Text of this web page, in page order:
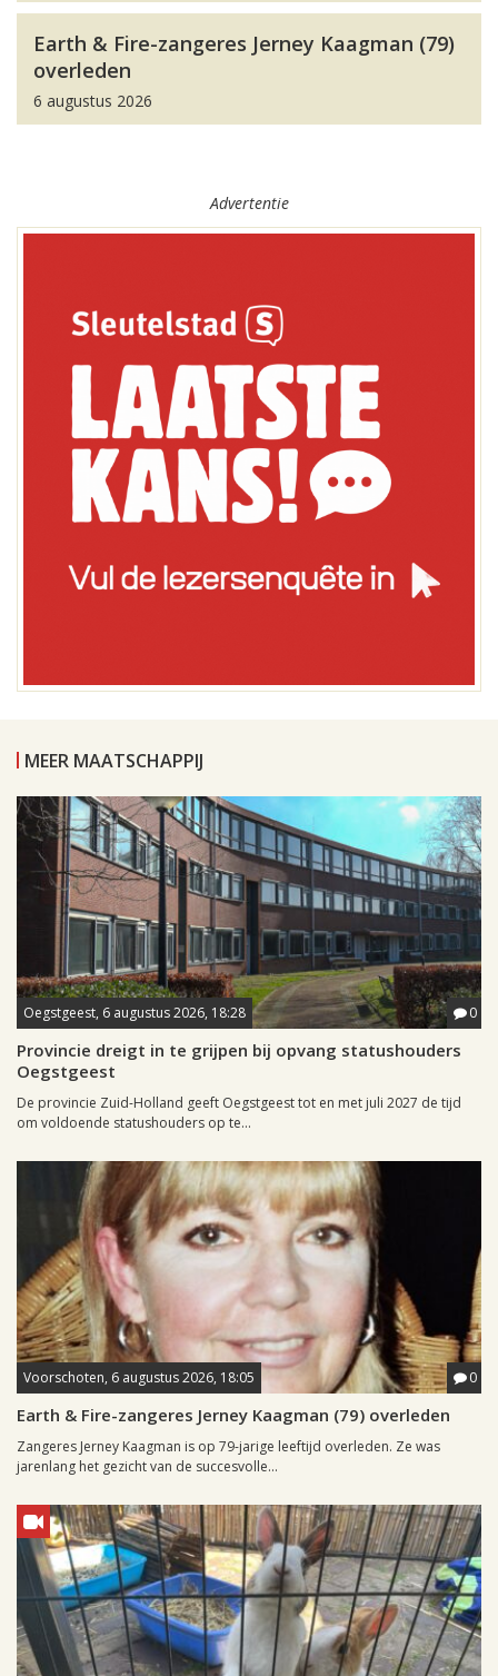
Earth & Fire-zangeres Jerney Kaagman (79)
overleden
6 augustus 2026
Advertentie
MEER MAATSCHAPPIJ
Oegstgeest, 6 augustus 2026, 18:28 0
Provincie dreigt in te grijpen bij opvang statushouders
Oegstgeest
De provincie Zuid-Holland geeft Oegstgeest tot en met juli 2027 de tijd
om voldoende statushouders op te...
Voorschoten, 6 augustus 2026, 18:05 0
Earth & Fire-zangeres Jerney Kaagman (79) overleden
Zangeres Jerney Kaagman is op 79-jarige leeftijd overleden. Ze was
jarenlang het gezicht van de succesvolle...